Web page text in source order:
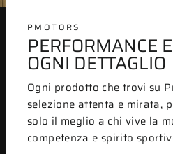
PMOTORS
PERFORMANCE
OGNI DETTAGLIO
Ogni prodotto che trovi su
selezione attenta e mirata,
solo il meglio a chi vive la
competenza e spirito